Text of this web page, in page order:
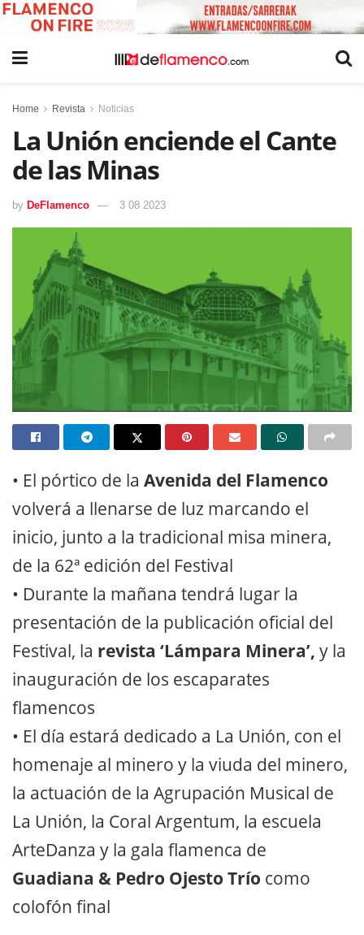
Home Revista Noticias
La Unión enciende el Cante
de las Minas
by DeFlamenco 3 08 2023
• El pórtico de la Avenida del Flamenco
volverá a llenarse de luz marcando el
inicio, junto a la tradicional misa minera,
de la 62ª edición del Festival
• Durante la mañana tendrá lugar la
presentación de la publicación oficial del
Festival, la revista ‘Lámpara Minera’, y la
inauguración de los escaparates
flamencos
• El día estará dedicado a La Unión, con el
homenaje al minero y la viuda del minero,
la actuación de la Agrupación Musical de
La Unión, la Coral Argentum, la escuela
ArteDanza y la gala flamenca de
Guadiana & Pedro Ojesto Trío como
colofón final